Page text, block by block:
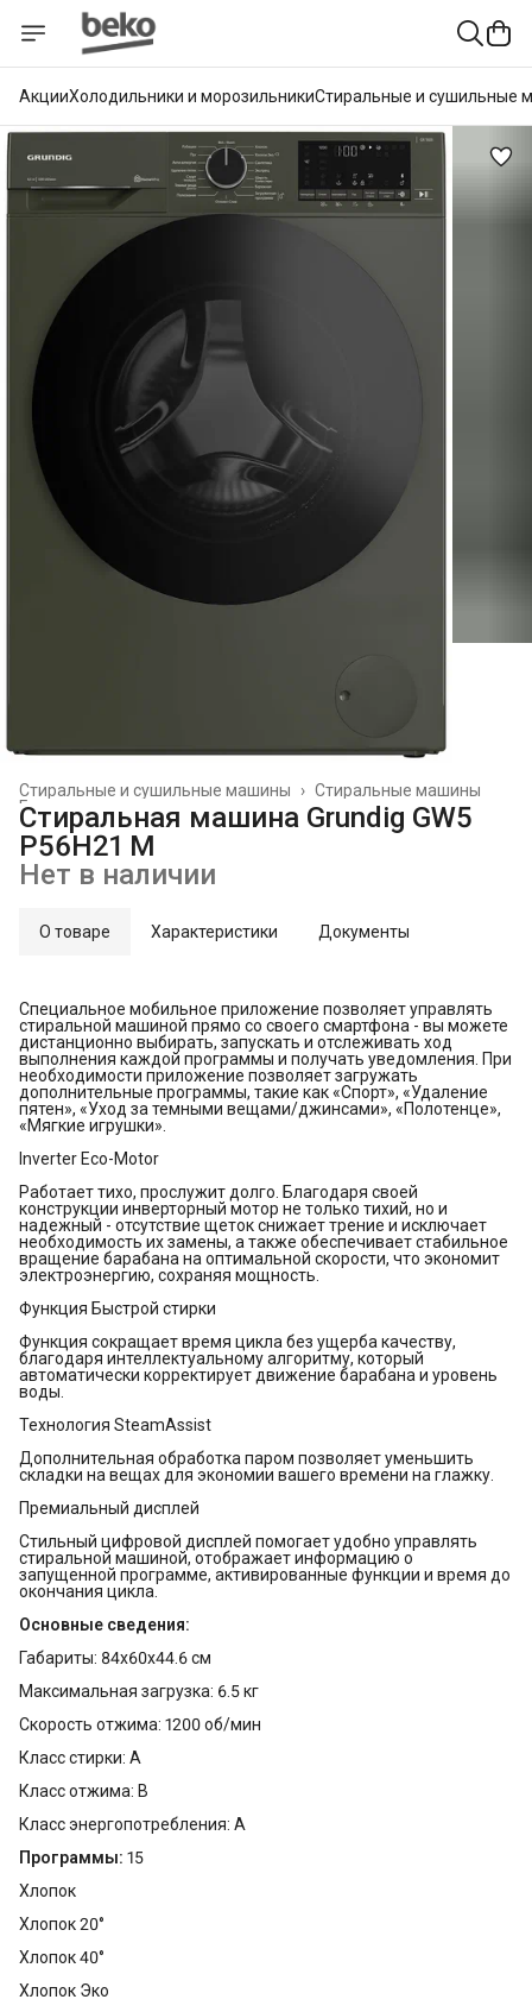
АкцииХолодильники и морозильникиСтиральные и сушильные
Стиральные машины
Стиральные и сушильные машины
›
Главная
Стиральная машина Grundig GW5
P56H21 M
Нет в наличии
О товаре Характеристики Документы
Специальное мобильное приложение позволяет управлять
стиральной машиной прямо со своего смартфона - вы можете
дистанционно выбирать, запускать и отслеживать ход
выполнения каждой программы и получать уведомления. При
необходимости приложение позволяет загружать
дополнительные программы, такие как «Спорт», «Удаление
пятен», «Уход за темными вещами/джинсами», «Полотенце»,
«Мягкие игрушки».
Inverter Eco-Motor
Работает тихо, прослужит долго. Благодаря своей
конструкции инверторный мотор не только тихий, но и
надежный - отсутствие щеток снижает трение и исключает
необходимость их замены, а также обеспечивает стабильное
вращение барабана на оптимальной скорости, что экономит
электроэнергию, сохраняя мощность.
Функция Быстрой стирки
Функция сокращает время цикла без ущерба качеству,
благодаря интеллектуальному алгоритму, который
автоматически корректирует движение барабана и уровень
воды.
Технология SteamAssist
Дополнительная обработка паром позволяет уменьшить
складки на вещах для экономии вашего времени на глажку.
Премиальный дисплей
Стильный цифровой дисплей помогает удобно управлять
стиральной машиной, отображает информацию о
запущенной программе, активированные функции и время до
окончания цикла.
Основные сведения:
Габариты: 84x60x44.6 см
Максимальная загрузка: 6.5 кг
Скорость отжима: 1200 об/мин
Класс стирки: A
Класс отжима: B
Класс энергопотребления: A
Программы: 15
Хлопок
Хлопок 20°
Хлопок 40°
Хлопок Эко